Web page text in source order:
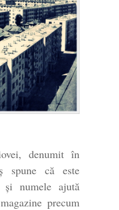
denumit în
spune că este
numele ajută
precum